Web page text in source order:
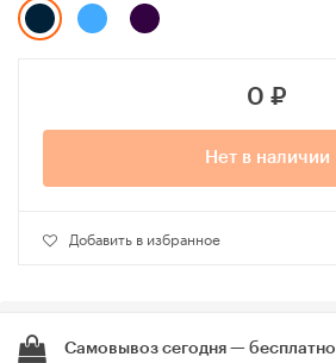
0 ₽
Нет в наличии
Добавить в избранное
Самовывоз сегодня — бесплатно